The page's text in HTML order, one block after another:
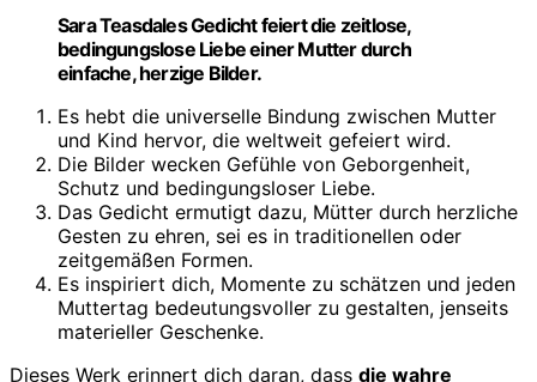
Sara Teasdales Gedicht feiert die zeitlose,
bedingungslose Liebe einer Mutter durch
einfache, herzige Bilder.
Es hebt die universelle Bindung zwischen Mutter
und Kind hervor, die weltweit gefeiert wird.
Die Bilder wecken Gefühle von Geborgenheit,
Schutz und bedingungsloser Liebe.
Das Gedicht ermutigt dazu, Mütter durch herzliche
Gesten zu ehren, sei es in traditionellen oder
zeitgemäßen Formen.
Es inspiriert dich, Momente zu schätzen und jeden
Muttertag bedeutungsvoller zu gestalten, jenseits
materieller Geschenke.
Dieses Werk erinnert dich daran, dass die wahre